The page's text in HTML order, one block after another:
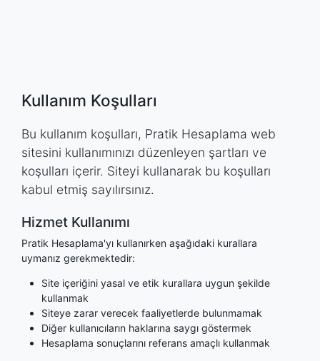
Kullanım Koşulları
Bu kullanım koşulları, Pratik Hesaplama web
sitesini kullanımınızı düzenleyen şartları ve
koşulları içerir. Siteyi kullanarak bu koşulları
kabul etmiş sayılırsınız.
Hizmet Kullanımı
Pratik Hesaplama'yı kullanırken aşağıdaki kurallara
uymanız gerekmektedir:
Site içeriğini yasal ve etik kurallara uygun şekilde
kullanmak
Siteye zarar verecek faaliyetlerde bulunmamak
Diğer kullanıcıların haklarına saygı göstermek
Hesaplama sonuçlarını referans amaçlı kullanmak